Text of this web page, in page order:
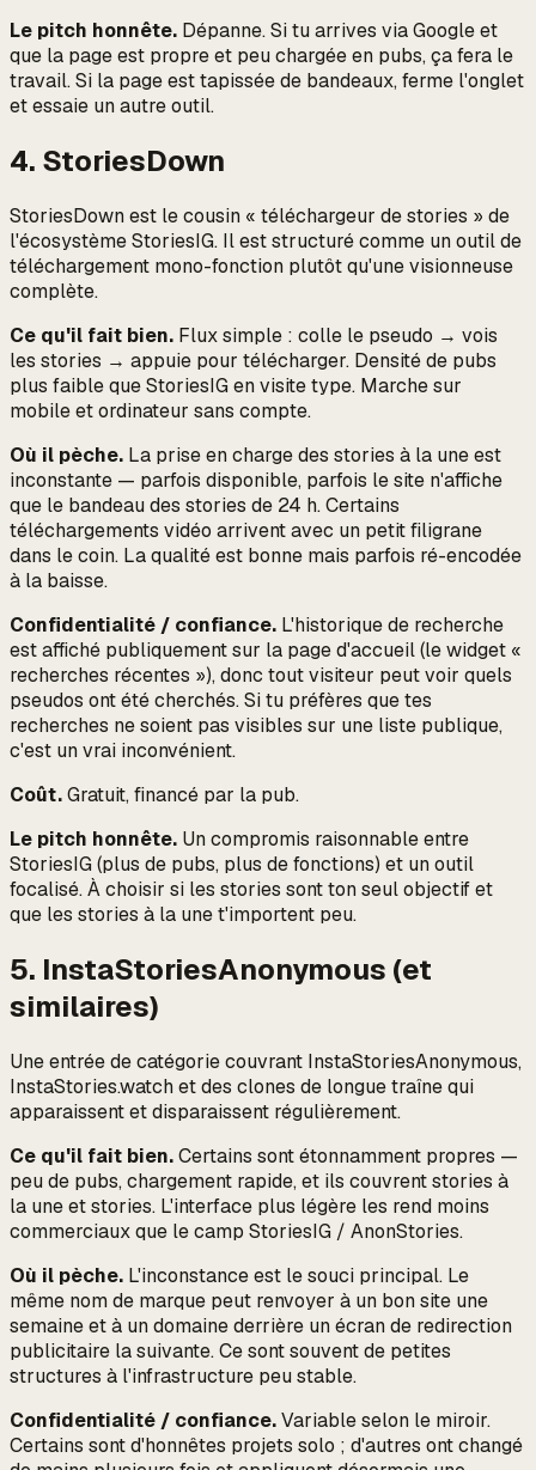
Le pitch honnête. Dépanne. Si tu arrives via Google et
que la page est propre et peu chargée en pubs, ça fera le
travail. Si la page est tapissée de bandeaux, ferme l'onglet
et essaie un autre outil.
4. StoriesDown
StoriesDown est le cousin « téléchargeur de stories » de
l'écosystème StoriesIG. Il est structuré comme un outil de
téléchargement mono-fonction plutôt qu'une visionneuse
complète.
Ce qu'il fait bien. Flux simple : colle le pseudo → vois
les stories → appuie pour télécharger. Densité de pubs
plus faible que StoriesIG en visite type. Marche sur
mobile et ordinateur sans compte.
Où il pèche. La prise en charge des stories à la une est
inconstante — parfois disponible, parfois le site n'affiche
que le bandeau des stories de 24 h. Certains
téléchargements vidéo arrivent avec un petit filigrane
dans le coin. La qualité est bonne mais parfois ré-encodée
à la baisse.
Confidentialité / confiance. L'historique de recherche
est affiché publiquement sur la page d'accueil (le widget «
recherches récentes »), donc tout visiteur peut voir quels
pseudos ont été cherchés. Si tu préfères que tes
recherches ne soient pas visibles sur une liste publique,
c'est un vrai inconvénient.
Coût.Gratuit, financé par la pub.
Le pitch honnête. Un compromis raisonnable entre
StoriesIG (plus de pubs, plus de fonctions) et un outil
focalisé. À choisir si les stories sont ton seul objectif et
que les stories à la une t'importent peu.
5. InstaStoriesAnonymous (et
similaires)
Une entrée de catégorie couvrant InstaStoriesAnonymous,
InstaStories.watch et des clones de longue traîne qui
apparaissent et disparaissent régulièrement.
Ce qu'il fait bien.Certains sont étonnamment propres —
peu de pubs, chargement rapide, et ils couvrent stories à
la une et stories. L'interface plus légère les rend moins
commerciaux que le camp StoriesIG / AnonStories.
Où il pèche. L'inconstance est le souci principal. Le
même nom de marque peut renvoyer à un bon site une
semaine et à un domaine derrière un écran de redirection
publicitaire la suivante. Ce sont souvent de petites
structures à l'infrastructure peu stable.
Confidentialité / confiance.Variable selon le miroir.
Certains sont d'honnêtes projets solo ; d'autres ont changé